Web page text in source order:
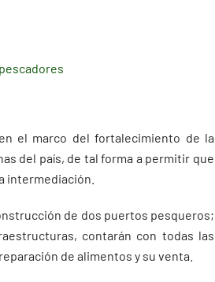
el marco del fortalecimiento de la
del país, de tal forma a permitir que
intermediación.
de dos puertos pesqueros;
contarán con todas las
de alimentos y su venta.